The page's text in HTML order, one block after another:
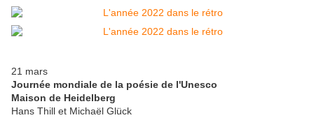
21 mars
Journée mondiale de la poésie de l'Unesco
Maison de Heidelberg
Hans Thill et Michaël Glück